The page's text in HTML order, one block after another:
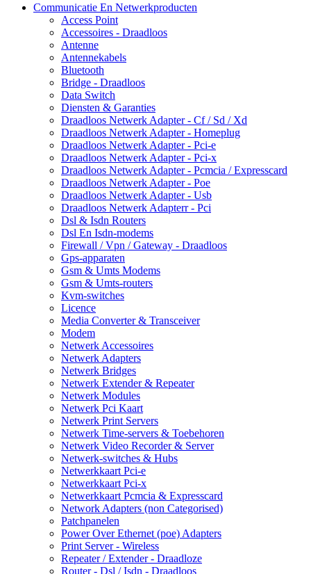
Communicatie En Netwerkproducten
Access Point
Accessoires - Draadloos
Antenne
Antennekabels
Bluetooth
Bridge - Draadloos
Data Switch
Diensten & Garanties
Draadloos Netwerk Adapter - Cf / Sd / Xd
Draadloos Netwerk Adapter - Homeplug
Draadloos Netwerk Adapter - Pci-e
Draadloos Netwerk Adapter - Pci-x
Draadloos Netwerk Adapter - Pcmcia / Expresscard
Draadloos Netwerk Adapter - Poe
Draadloos Netwerk Adapter - Usb
Draadloos Netwerk Adapterr - Pci
Dsl & Isdn Routers
Dsl En Isdn-modems
Firewall / Vpn / Gateway - Draadloos
Gps-apparaten
Gsm & Umts Modems
Gsm & Umts-routers
Kvm-switches
Licence
Media Converter & Transceiver
Modem
Netwerk Accessoires
Netwerk Adapters
Netwerk Bridges
Netwerk Extender & Repeater
Netwerk Modules
Netwerk Pci Kaart
Netwerk Print Servers
Netwerk Time-servers & Toebehoren
Netwerk Video Recorder & Server
Netwerk-switches & Hubs
Netwerkkaart Pci-e
Netwerkkaart Pci-x
Netwerkkaart Pcmcia & Expresscard
Network Adapters (non Categorised)
Patchpanelen
Power Over Ethernet (poe) Adapters
Print Server - Wireless
Repeater / Extender - Draadloze
Router - Dsl / Isdn - Draadloos